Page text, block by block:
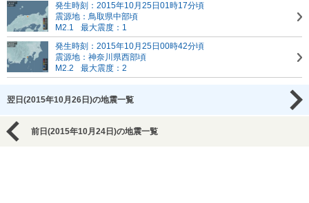
発生時刻：2015年10月25日01時17分頃
震源地：鳥取県中部頃
M2.1
最大震度：1
発生時刻：2015年10月25日00時42分頃
震源地：神奈川県西部頃
M2.2
最大震度：2
翌日(2015年10月26日)の地震一覧
前日(2015年10月24日)の地震一覧